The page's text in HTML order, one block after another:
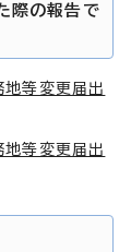
際の報告で
地等変更届出
地等変更届出